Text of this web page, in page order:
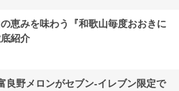
恵みを味わう『和歌山毎度おおきに
紹介
野メロンがセブン‐イレブン限定で